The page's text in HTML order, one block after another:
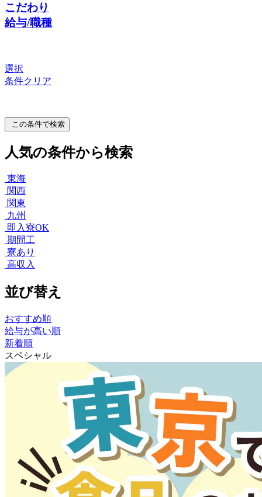
こだわり
給与/職種
選択
条件クリア
この条件で検索
人気の条件から検索
東海
関西
関東
九州
即入寮OK
期間工
寮あり
高収入
並び替え
おすすめ順
給与が高い順
新着順
スペシャル